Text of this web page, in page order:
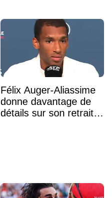
Félix Auger-Aliassime
donne davantage de
détails sur son retrait